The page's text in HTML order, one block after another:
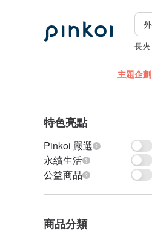
長夾
主題企劃
特色亮點
Pinkoi 嚴選
永續生活
公益商品
商品分類